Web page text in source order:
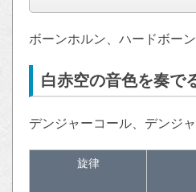
ボーンホルン、ハードボー
白赤空の音色を奏で
デンジャーコール、デンジ
旋律